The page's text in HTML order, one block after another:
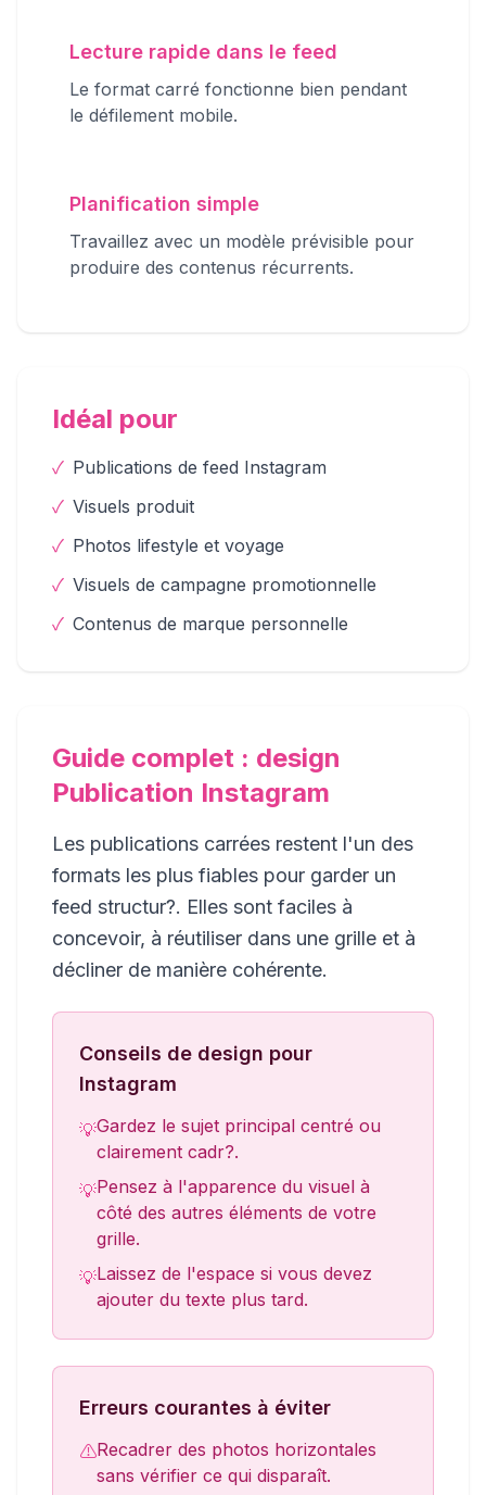
Lecture rapide dans le feed
Le format carré fonctionne bien pendant
le défilement mobile.
Planification simple
Travaillez avec un modèle prévisible pour
produire des contenus récurrents.
Idéal pour
✓ Publications de feed Instagram
✓ Visuels produit
✓ Photos lifestyle et voyage
✓ Visuels de campagne promotionnelle
✓ Contenus de marque personnelle
Guide complet : design
Publication Instagram
Les publications carrées restent l'un des
formats les plus fiables pour garder un
feed structur?. Elles sont faciles à
concevoir, à réutiliser dans une grille et à
décliner de manière cohérente.
Conseils de design pour
Instagram
💡Gardez le sujet principal centré ou
clairement cadr?.
💡Pensez à l'apparence du visuel à
côté des autres éléments de votre
grille.
💡Laissez de l'espace si vous devez
ajouter du texte plus tard.
Erreurs courantes à éviter
⚠Recadrer des photos horizontales
sans vérifier ce qui disparaît.